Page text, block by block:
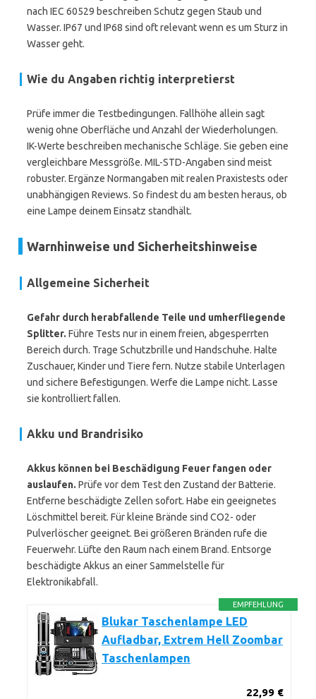
nach IEC 60529 beschreiben Schutz gegen Staub und
Wasser. IP67 und IP68 sind oft relevant wenn es um Sturz in
Wasser geht.
Wie du Angaben richtig interpretierst
Prüfe immer die Testbedingungen. Fallhöhe allein sagt
wenig ohne Oberfläche und Anzahl der Wiederholungen.
IK-Werte beschreiben mechanische Schläge. Sie geben eine
vergleichbare Messgröße. MIL-STD-Angaben sind meist
robuster. Ergänze Normangaben mit realen Praxistests oder
unabhängigen Reviews. So findest du am besten heraus, ob
eine Lampe deinem Einsatz standhält.
Warnhinweise und Sicherheitshinweise
Allgemeine Sicherheit
Gefahr durch herabfallende Teile und umherfliegende
Splitter. Führe Tests nur in einem freien, abgesperrten
Bereich durch. Trage Schutzbrille und Handschuhe. Halte
Zuschauer, Kinder und Tiere fern. Nutze stabile Unterlagen
und sichere Befestigungen. Werfe die Lampe nicht. Lasse
sie kontrolliert fallen.
Akku und Brandrisiko
Akkus können bei Beschädigung Feuer fangen oder
auslaufen. Prüfe vor dem Test den Zustand der Batterie.
Entferne beschädigte Zellen sofort. Habe ein geeignetes
Löschmittel bereit. Für kleine Brände sind CO2- oder
Pulverlöscher geeignet. Bei größeren Bränden rufe die
Feuerwehr. Lüfte den Raum nach einem Brand. Entsorge
beschädigte Akkus an einer Sammelstelle für
Elektronikabfall.
EMPFEHLUNG
Blukar Taschenlampe LED
Aufladbar, Extrem Hell Zoombar
Taschenlampen
22,99 €